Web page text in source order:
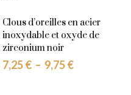
Clous d’oreilles en acier
inoxydable et oxyde de
zirconium noir
7,25€ – 9,75€